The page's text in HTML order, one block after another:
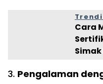
Cara
3. Pengalaman